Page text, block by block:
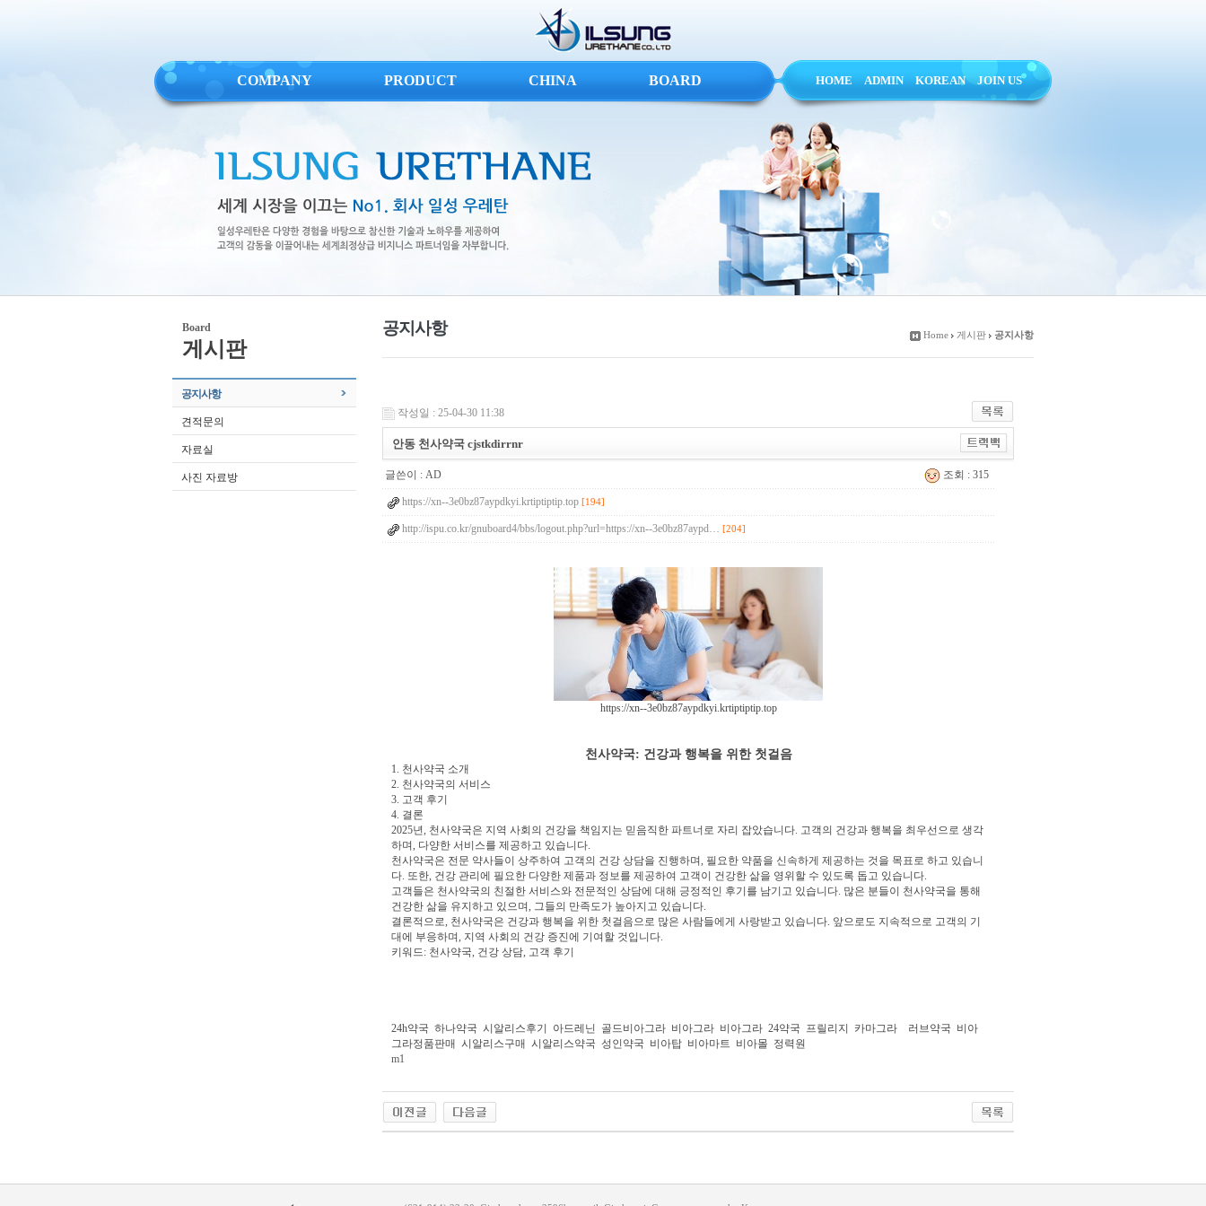
COMPANY PRODUCT CHINA BOARD HOME ADMIN KOREAN JOIN US
Board
게시판
공지사항
견적문의
자료실
사진 자료방
공지사항 Home 게시판 공지사항
작성일 : 25-04-30 11:38
안동 천사약국 cjstkdirrnr
글쓴이 : AD 조회 : 315
https://xn--3e0bz87aypdkyi.krtiptiptip.top [194]
http://ispu.co.kr/gnuboard4/bbs/logout.php?url=https://xn--3e0bz87aypd… [204]
https://xn--3e0bz87aypdkyi.krtiptiptip.top
천사약국: 건강과 행복을 위한 첫걸음
1. 천사약국 소개
2. 천사약국의 서비스
3. 고객 후기
4. 결론
2025년, 천사약국은 지역 사회의 건강을 책임지는 믿음직한 파트너로 자리 잡았습니다. 고객의 건강과 행복을 최우선으로 생각
하며, 다양한 서비스를 제공하고 있습니다.
천사약국은 전문 약사들이 상주하여 고객의 건강 상담을 진행하며, 필요한 약품을 신속하게 제공하는 것을 목표로 하고 있습니
다. 또한, 건강 관리에 필요한 다양한 제품과 정보를 제공하여 고객이 건강한 삶을 영위할 수 있도록 돕고 있습니다.
고객들은 천사약국의 친절한 서비스와 전문적인 상담에 대해 긍정적인 후기를 남기고 있습니다. 많은 분들이 천사약국을 통해
건강한 삶을 유지하고 있으며, 그들의 만족도가 높아지고 있습니다.
결론적으로, 천사약국은 건강과 행복을 위한 첫걸음으로 많은 사람들에게 사랑받고 있습니다. 앞으로도 지속적으로 고객의 기
대에 부응하며, 지역 사회의 건강 증진에 기여할 것입니다.
키워드: 천사약국, 건강 상담, 고객 후기
24h약국 하나약국 시알리스후기 아드레닌 골드비아그라 비아그라 비아그라 24약국 프릴리지 카마그라 러브약국 비아
그라정품판매 시알리스구매 시알리스약국 성인약국 비아탑 비아마트 비아몰 정력원
m1